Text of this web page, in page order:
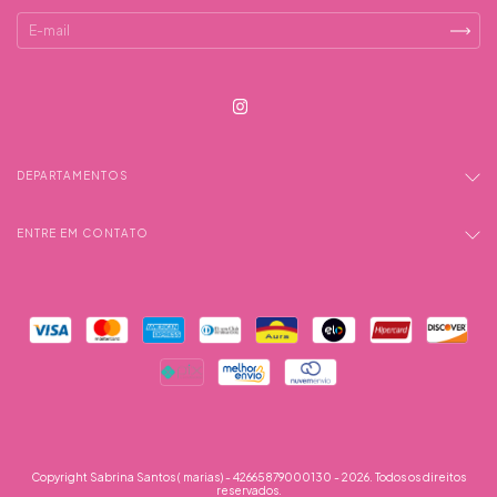
DEPARTAMENTOS
ENTRE EM CONTATO
Copyright Sabrina Santos ( marias) - 42665879000130 - 2026. Todos os direitos
reservados.